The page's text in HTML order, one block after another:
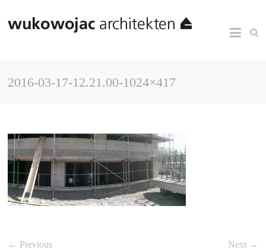
2016-03-17-12.21.00-1024×417
← Previous Next →